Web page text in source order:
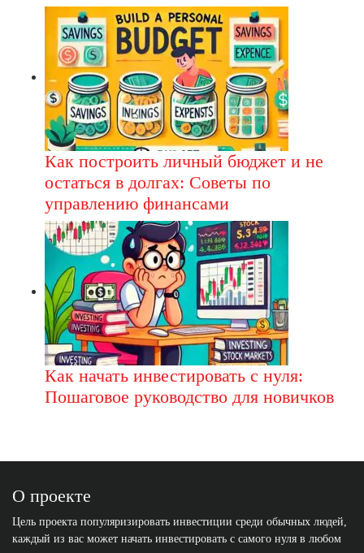
Как построить личный бюджет и не
остаться в долгах: Советы по
управлению финансами
Как начать инвестировать с нуля:
Пошаговое руководство для новичков
О проекте
Цель проекта популяризировать инвестиции среди обычных людей,
каждый из вас может начать инвестировать с самого нуля в любом